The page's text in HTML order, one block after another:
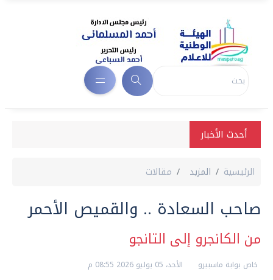
أحدث الأخبار
الرئيسية المزيد مقالات
صاحب السعادة .. والقميص الأحمر
من الكانجرو إلى التانجو
خاص بوابة ماسبيرو الأحد، 05 يوليو 2026 08:55 م